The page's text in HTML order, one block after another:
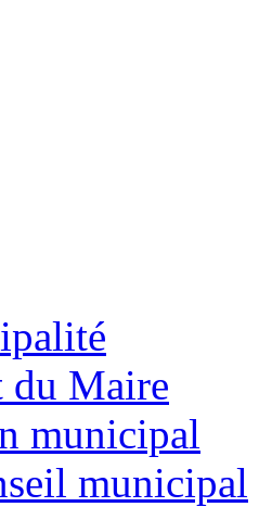
du Maire
municipal
municipal